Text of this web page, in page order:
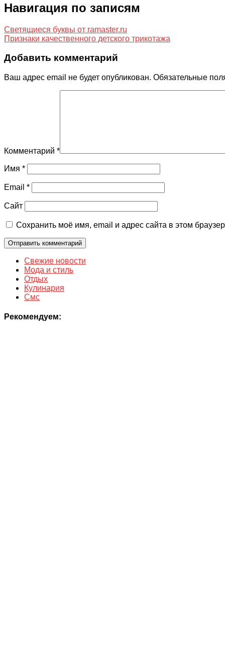
Навигация по записям
Светящиеся буквы от ramaster.ru
Признаки качественного детского трикотажа
Добавить комментарий
Ваш адрес email не будет опубликован. Обязательные
Комментарий *
Имя *
Email *
Сайт
Сохранить моё имя, email и адрес сайта в этом
Свежие новости
Мода и стиль
Отдых
Кулинария
Смс
Рекомендуем: